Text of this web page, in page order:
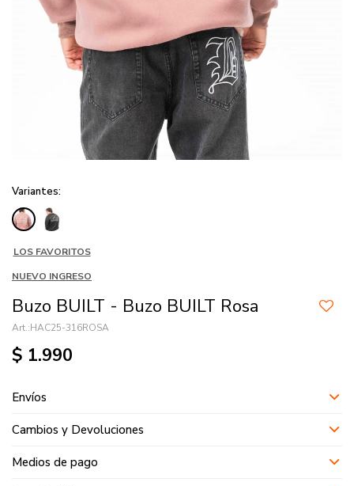
LOS FAVORITOS
NUEVO INGRESO
Buzo BUILT - Buzo BUILT Rosa
HAC25-316ROSA
$ 1.990
Variantes:
Envíos
Cambios y Devoluciones
Medios de pago